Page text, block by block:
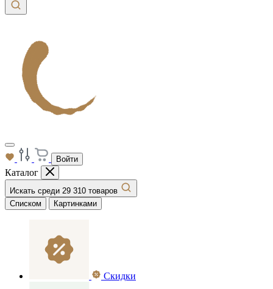
Войти
Каталог
Искать среди 29 310 товаров
Списком
Картинками
Скидки